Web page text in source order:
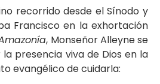
recorrido desde el Sínodo y
Francisco en la exhortación
, Monseñor Alleyne se
presencia viva de Dios en la
evangélico de cuidarla: